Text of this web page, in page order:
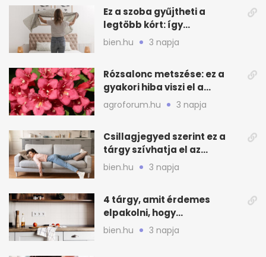
Ez a szoba gyűjtheti a
legtöbb kórt: így
mélytisztítsd otthon
bien.hu 3 napja
Rózsalonc metszése: ez a
gyakori hiba viszi el a
virágzást
agroforum.hu 3 napja
Csillagjegyed szerint ez a
tárgy szívhatja el az
otthonod energiáját
bien.hu 3 napja
4 tárgy, amit érdemes
elpakolni, hogy
hűvösebbnek tűnjön a lakás
bien.hu 3 napja